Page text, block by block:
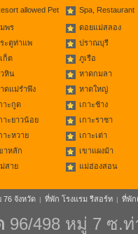
allowed Pet Spa, Restaurant
พร
ดอยแม่สลอง
ะตูท่าแพ
ปราณบุรี
ก็ต
ภูเรือ
หิน
หาดกมลา
ดแม่รำพึง
หาดใหญ่
าะกูด
เกาะช้าง
าะยาวน้อย
เกาะราชา
าะหวาย
เกาะเต่า
าหลัก
เขาแผงม้า
สาย แม่ฮ่องสอน
76 จังหวัด | ที่พัก โรงแรม รีสอร์ท | ที่พัก
96/498 หมู่ 7 ซ.